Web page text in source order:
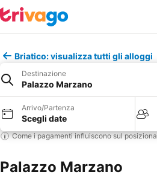
Briatico: visualizza tutti gli alloggi
Destinazione
Palazzo Marzano
Arrivo/Partenza
Scegli date
Come i pagamenti influiscono sul
Palazzo Marzano